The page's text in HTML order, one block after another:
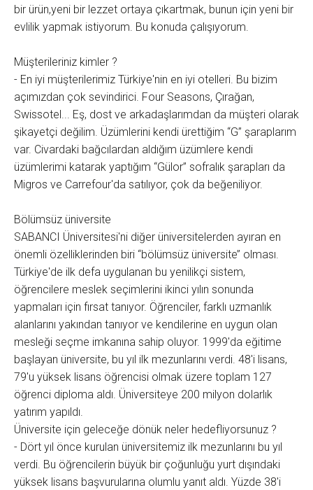
bir ürün,yeni bir lezzet ortaya çıkartmak, bunun için yeni bir
evlilik yapmak istiyorum. Bu konuda çalışıyorum.
Müşterileriniz kimler ?
- En iyi müşterilerimiz Türkiye'nin en iyi otelleri. Bu bizim
açımızdan çok sevindirici. Four Seasons, Çırağan,
Swissotel... Eş, dost ve arkadaşlarımdan da müşteri olarak
şikayetçi değilim. Üzümlerini kendi ürettiğim ‘‘G’’ şaraplarım
var. Civardaki bağcılardan aldığım üzümlere kendi
üzümlerimi katarak yaptığım ‘‘Gülor’’ sofralık şarapları da
Migros ve Carrefour'da satılıyor, çok da beğeniliyor.
Bölümsüz üniversite
SABANCI Üniversitesi'ni diğer üniversitelerden ayıran en
önemli özelliklerinden biri ‘‘bölümsüz üniversite’’ olması.
Türkiye'de ilk defa uygulanan bu yenilikçi sistem,
öğrencilere meslek seçimlerini ikinci yılın sonunda
yapmaları için fırsat tanıyor. Öğrenciler, farklı uzmanlık
alanlarını yakından tanıyor ve kendilerine en uygun olan
mesleği seçme imkanına sahip oluyor. 1999'da eğitime
başlayan üniversite, bu yıl ilk mezunlarını verdi. 48'i lisans,
79'u yüksek lisans öğrencisi olmak üzere toplam 127
öğrenci diploma aldı. Üniversiteye 200 milyon dolarlık
yatırım yapıldı.
Üniversite için geleceğe dönük neler hedefliyorsunuz ?
- Dört yıl önce kurulan üniversitemiz ilk mezunlarını bu yıl
verdi. Bu öğrencilerin büyük bir çoğunluğu yurt dışındaki
yüksek lisans başvurularına olumlu yanıt aldı. Yüzde 38'i